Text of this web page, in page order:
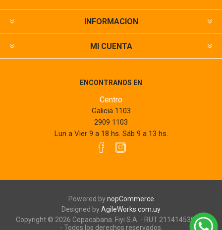
INFORMACION
MI CUENTA
ENCONTRANOS EN
Centro
Galicia 1103
2909 1103
Lun a Vier 9 a 18 hs. Sáb 9 a 13 hs.
Powered bynopCommerce
Designed byAgileWorks.com.uy
Copyright © 2026 Copacabana. Fiyi S.A. - RUT 211414530010
- Todos los derechos reservados.